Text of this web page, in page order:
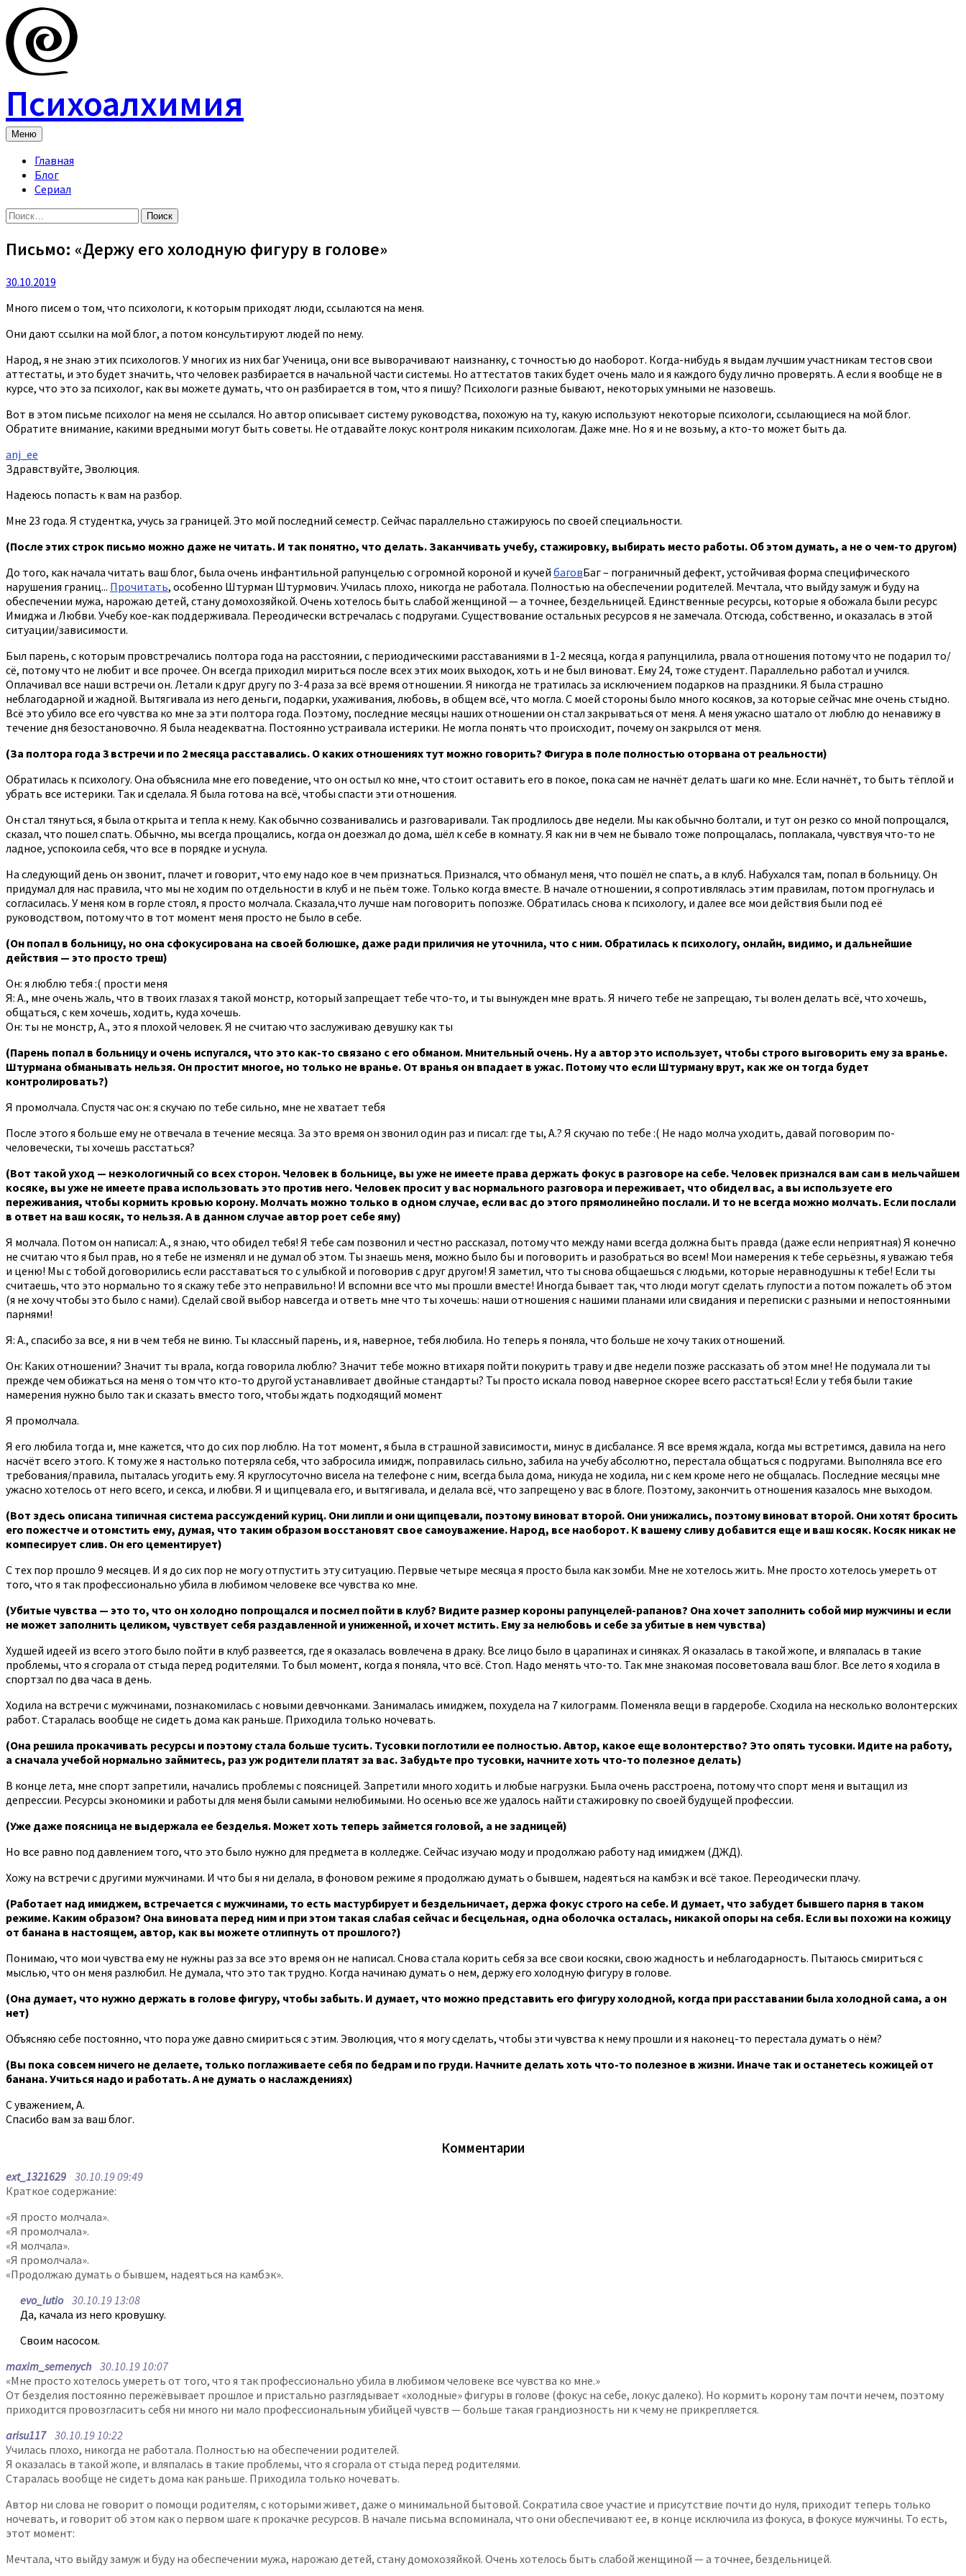
Skip
to
content
Психоалхимия
Меню
Главная
Блог
Сериал
Найти:
Письмо: «Держу его холодную фигуру в голове»
30.10.2019
Много писем о том, что психологи, к которым приходят люди, ссылаются на меня.
Они дают ссылки на мой блог, а потом консультируют людей по нему.
Народ, я не знаю этих психологов. У многих из них баг Ученица, они все выворачивают наизнанку, с точностью до наоборот. Когда-нибудь я выдам лучшим участникам тестов свои
аттестаты, и это будет значить, что человек разбирается в начальной части системы. Но аттестатов таких будет очень мало и я каждого буду лично проверять. А если я вообще не в
курсе, что это за психолог, как вы можете думать, что он разбирается в том, что я пишу? Психологи разные бывают, некоторых умными не назовешь.
Вот в этом письме психолог на меня не ссылался. Но автор описывает систему руководства, похожую на ту, какую используют некоторые психологи, ссылающиеся на мой блог.
Обратите внимание, какими вредными могут быть советы. Не отдавайте локус контроля никаким психологам. Даже мне. Но я и не возьму, а кто-то может быть да.
anj_ee
Здравствуйте, Эволюция.
Надеюсь попасть к вам на разбор.
Мне 23 года. Я студентка, учусь за границей. Это мой последний семестр. Сейчас параллельно стажируюсь по своей специальности.
(После этих строк письмо можно даже не читать. И так понятно, что делать. Заканчивать учебу, стажировку, выбирать место работы. Об этом думать, а не о чем-то другом)
До того, как начала читать ваш блог, была очень инфантильной рапунцелью с огромной короной и кучей баговБаг – пограничный дефект, устойчивая форма специфического
нарушения границ... Прочитать, особенно Штурман Штурмович. Училась плохо, никогда не работала. Полностью на обеспечении родителей. Мечтала, что выйду замуж и буду на
обеспечении мужа, нарожаю детей, стану домохозяйкой. Очень хотелось быть слабой женщиной — а точнее, бездельницей. Единственные ресурсы, которые я обожала были ресурс
Имиджа и Любви. Учебу кое-как поддерживала. Переодически встречалась с подругами. Существование остальных ресурсов я не замечала. Отсюда, собственно, и оказалась в этой
ситуации/зависимости.
Был парень, с которым провстречались полтора года на расстоянии, с периодическими расставаниями в 1-2 месяца, когда я рапунцилила, рвала отношения потому что не подарил то/
сё, потому что не любит и все прочее. Он всегда приходил мириться после всех этих моих выходок, хоть и не был виноват. Ему 24, тоже студент. Параллельно работал и учился.
Оплачивал все наши встречи он. Летали к друг другу по 3-4 раза за всё время отношении. Я никогда не тратилась за исключением подарков на праздники. Я была страшно
неблагодарной и жадной. Вытягивала из него деньги, подарки, ухаживания, любовь, в общем всё, что могла. С моей стороны было много косяков, за которые сейчас мне очень стыдно.
Всё это убило все его чувства ко мне за эти полтора года. Поэтому, последние месяцы наших отношении он стал закрываться от меня. А меня ужасно шатало от люблю до ненавижу в
течение дня безостановочно. Я была неадекватна. Постоянно устраивала истерики. Не могла понять что происходит, почему он закрылся от меня.
(За полтора года 3 встречи и по 2 месяца расставались. О каких отношениях тут можно говорить? Фигура в поле полностью оторвана от реальности)
Обратилась к психологу. Она объяснила мне его поведение, что он остыл ко мне, что стоит оставить его в покое, пока сам не начнёт делать шаги ко мне. Если начнёт, то быть тёплой и
убрать все истерики. Так и сделала. Я была готова на всё, чтобы спасти эти отношения.
Он стал тянуться, я была открыта и тепла к нему. Как обычно созванивались и разговаривали. Так продлилось две недели. Мы как обычно болтали, и тут он резко со мной попрощался,
сказал, что пошел спать. Обычно, мы всегда прощались, когда он доезжал до дома, шёл к себе в комнату. Я как ни в чем не бывало тоже попрощалась, поплакала, чувствуя что-то не
ладное, успокоила себя, что все в порядке и уснула.
На следующий день он звонит, плачет и говорит, что ему надо кое в чем признаться. Признался, что обманул меня, что пошёл не спать, а в клуб. Набухался там, попал в больницу. Он
придумал для нас правила, что мы не ходим по отдельности в клуб и не пьём тоже. Только когда вместе. В начале отношении, я сопротивлялась этим правилам, потом прогнулась и
согласилась. У меня ком в горле стоял, я просто молчала. Сказала,что лучше нам поговорить попозже. Обратилась снова к психологу, и далее все мои действия были под её
руководством, потому что в тот момент меня просто не было в себе.
(Он попал в больницу, но она сфокусирована на своей болюшке, даже ради приличия не уточнила, что с ним. Обратилась к психологу, онлайн, видимо, и дальнейшие
действия — это просто треш)
Он: я люблю тебя :( прости меня
Я: А., мне очень жаль, что в твоих глазах я такой монстр, который запрещает тебе что-то, и ты вынужден мне врать. Я ничего тебе не запрещаю, ты волен делать всё, что хочешь,
общаться, с кем хочешь, ходить, куда хочешь.
Он: ты не монстр, А., это я плохой человек. Я не считаю что заслуживаю девушку как ты
(Парень попал в больницу и очень испугался, что это как-то связано с его обманом. Мнительный очень. Ну а автор это использует, чтобы строго выговорить ему за вранье.
Штурмана обманывать нельзя. Он простит многое, но только не вранье. От вранья он впадает в ужас. Потому что если Штурману врут, как же он тогда будет
контролировать?)
Я промолчала. Спустя час он: я скучаю по тебе сильно, мне не хватает тебя
После этого я больше ему не отвечала в течение месяца. За это время он звонил один раз и писал: где ты, А.? Я скучаю по тебе :( Не надо молча уходить, давай поговорим по-
человечески, ты хочешь расстаться?
(Вот такой уход — неэкологичный со всех сторон. Человек в больнице, вы уже не имеете права держать фокус в разговоре на себе. Человек признался вам сам в мельчайшем
косяке, вы уже не имеете права использовать это против него. Человек просит у вас нормального разговора и переживает, что обидел вас, а вы используете его
переживания, чтобы кормить кровью корону. Молчать можно только в одном случае, если вас до этого прямолинейно послали. И то не всегда можно молчать. Если послали
в ответ на ваш косяк, то нельзя. А в данном случае автор роет себе яму)
Я молчала. Потом он написал: А., я знаю, что обидел тебя! Я тебе сам позвонил и честно рассказал, потому что между нами всегда должна быть правда (даже если неприятная) Я конечно
не считаю что я был прав, но я тебе не изменял и не думал об этом. Ты знаешь меня, можно было бы и поговорить и разобраться во всем! Мои намерения к тебе серьёзны, я уважаю тебя
и ценю! Мы с тобой договорились если расставаться то с улыбкой и поговорив с друг другом! Я заметил, что ты снова общаешься с людьми, которые неравнодушны к тебе! Если ты
считаешь, что это нормально то я скажу тебе это неправильно! И вспомни все что мы прошли вместе! Иногда бывает так, что люди могут сделать глупости а потом пожалеть об этом
(я не хочу чтобы это было с нами). Сделай свой выбор навсегда и ответь мне что ты хочешь: наши отношения с нашими планами или свидания и переписки с разными и непостоянными
парнями!
Я: А., спасибо за все, я ни в чем тебя не виню. Ты классный парень, и я, наверное, тебя любила. Но теперь я поняла, что больше не хочу таких отношений.
Он: Каких отношении? Значит ты врала, когда говорила люблю? Значит тебе можно втихаря пойти покурить траву и две недели позже рассказать об этом мне! Не подумала ли ты
прежде чем обижаться на меня о том что кто-то другой устанавливает двойные стандарты? Ты просто искала повод наверное скорее всего расстаться! Если у тебя были такие
намерения нужно было так и сказать вместо того, чтобы ждать подходящий момент
Я промолчала.
Я его любила тогда и, мне кажется, что до сих пор люблю. На тот момент, я была в страшной зависимости, минус в дисбалансе. Я все время ждала, когда мы встретимся, давила на него
насчёт всего этого. К тому же я настолько потеряла себя, что забросила имидж, поправилась сильно, забила на учебу абсолютно, перестала общаться с подругами. Выполняла все его
требования/правила, пыталась угодить ему. Я круглосуточно висела на телефоне с ним, всегда была дома, никуда не ходила, ни с кем кроме него не общалась. Последние месяцы мне
ужасно хотелось от него всего, и секса, и любви. Я и щипцевала его, и вытягивала, и делала всё, что запрещено у вас в блоге. Поэтому, закончить отношения казалось мне выходом.
(Вот здесь описана типичная система рассуждений куриц. Они липли и они щипцевали, поэтому виноват второй. Они унижались, поэтому виноват второй. Они хотят бросить
его пожестче и отомстить ему, думая, что таким образом восстановят свое самоуважение. Народ, все наоборот. К вашему сливу добавится еще и ваш косяк. Косяк никак не
компесирует слив. Он его цементирует)
С тех пор прошло 9 месяцев. И я до сих пор не могу отпустить эту ситуацию. Первые четыре месяца я просто была как зомби. Мне не хотелось жить. Мне просто хотелось умереть от
того, что я так профессионально убила в любимом человеке все чувства ко мне.
(Убитые чувства — это то, что он холодно попрощался и посмел пойти в клуб? Видите размер короны рапунцелей-рапанов? Она хочет заполнить собой мир мужчины и если
не может заполнить целиком, чувствует себя раздавленной и униженной, и хочет мстить. Ему за нелюбовь и себе за убитые в нем чувства)
Худшей идеей из всего этого было пойти в клуб развеется, где я оказалась вовлечена в драку. Все лицо было в царапинах и синяках. Я оказалась в такой жопе, и вляпалась в такие
проблемы, что я сгорала от стыда перед родителями. То был момент, когда я поняла, что всё. Стоп. Надо менять что-то. Так мне знакомая посоветовала ваш блог. Все лето я ходила в
спортзал по два часа в день.
Ходила на встречи с мужчинами, познакомилась с новыми девчонками. Занималась имиджем, похудела на 7 килограмм. Поменяла вещи в гардеробе. Сходила на несколько волонтерских
работ. Старалась вообще не сидеть дома как раньше. Приходила только ночевать.
(Она решила прокачивать ресурсы и поэтому стала больше тусить. Тусовки поглотили ее полностью. Автор, какое еще волонтерство? Это опять тусовки. Идите на работу,
а сначала учебой нормально займитесь, раз уж родители платят за вас. Забудьте про тусовки, начните хоть что-то полезное делать)
В конце лета, мне спорт запретили, начались проблемы с поясницей. Запретили много ходить и любые нагрузки. Была очень расстроена, потому что спорт меня и вытащил из
депрессии. Ресурсы экономики и работы для меня были самыми нелюбимыми. Но осенью все же удалось найти стажировку по своей будущей профессии.
(Уже даже поясница не выдержала ее безделья. Может хоть теперь займется головой, а не задницей)
Но все равно под давлением того, что это было нужно для предмета в колледже. Сейчас изучаю моду и продолжаю работу над имиджем (ДЖД).
Хожу на встречи с другими мужчинами. И что бы я ни делала, в фоновом режиме я продолжаю думать о бывшем, надеяться на камбэк и всё такое. Переодически плачу.
(Работает над имиджем, встречается с мужчинами, то есть мастурбирует и бездельничает, держа фокус строго на себе. И думает, что забудет бывшего парня в таком
режиме. Каким образом? Она виновата перед ним и при этом такая слабая сейчас и бесцельная, одна оболочка осталась, никакой опоры на себя. Если вы похожи на кожицу
от банана в настоящем, автор, как вы можете отлипнуть от прошлого?)
Понимаю, что мои чувства ему не нужны раз за все это время он не написал. Снова стала корить себя за все свои косяки, свою жадность и неблагодарность. Пытаюсь смириться с
мыслью, что он меня разлюбил. Не думала, что это так трудно. Когда начинаю думать о нем, держу его холодную фигуру в голове.
(Она думает, что нужно держать в голове фигуру, чтобы забыть. И думает, что можно представить его фигуру холодной, когда при расставании была холодной сама, а он
нет)
Объясняю себе постоянно, что пора уже давно смириться с этим. Эволюция, что я могу сделать, чтобы эти чувства к нему прошли и я наконец-то перестала думать о нём?
(Вы пока совсем ничего не делаете, только поглаживаете себя по бедрам и по груди. Начните делать хоть что-то полезное в жизни. Иначе так и останетесь кожицей от
банана. Учиться надо и работать. А не думать о наслаждениях)
С уважением, А.
Спасибо вам за ваш блог.
Комментарии
ext_1321629 30.10.19 09:49
Краткое содержание:
«Я просто молчала».
«Я промолчала».
«Я молчала».
«Я промолчала».
«Продолжаю думать о бывшем, надеяться на камбэк».
evo_lutio30.10.19 13:08
Да, качала из него кровушку.
Своим насосом.
maxim_semenych30.10.19 10:07
«Мне просто хотелось умереть от того, что я так профессионально убила в любимом человеке все чувства ко мне.»
От безделия постоянно пережёвывает прошлое и пристально разглядывает «холодные» фигуры в голове (фокус на себе, локус далеко). Но кормить корону там почти нечем, поэтому
приходится провозгласить себя ни много ни мало профессиональным убийцей чувств — больше такая грандиозность ни к чему не прикрепляется.
arisu11730.10.19 10:22
Училась плохо, никогда не работала. Полностью на обеспечении родителей.
Я оказалась в такой жопе, и вляпалась в такие проблемы, что я сгорала от стыда перед родителями.
Старалась вообще не сидеть дома как раньше. Приходила только ночевать.
Автор ни слова не говорит о помощи родителям, с которыми живет, даже о минимальной бытовой. Сократила свое участие и присутствие почти до нуля, приходит теперь только
ночевать, и говорит об этом как о первом шаге к прокачке ресурсов. В начале письма вспоминала, что они обеспечивают ее, в конце исключила из фокуса, в фокусе мужчины. То есть,
этот момент:
Мечтала, что выйду замуж и буду на обеспечении мужа, нарожаю детей, стану домохозяйкой. Очень хотелось быть слабой женщиной — а точнее, бездельницей.